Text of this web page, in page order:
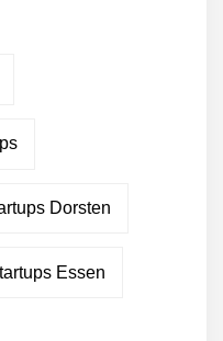
Dorsten
Essen